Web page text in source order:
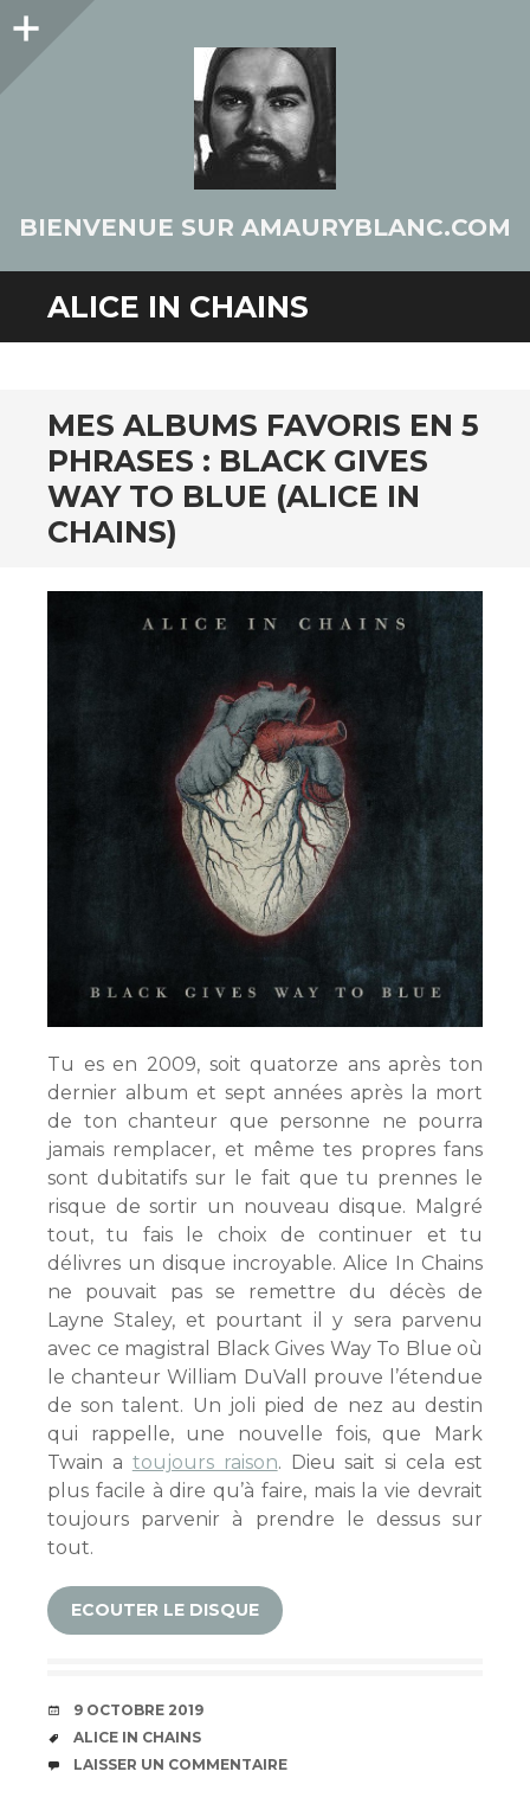
Colonne
BIENVENUE SUR AMAURYBLANC.COM
ALICE IN CHAINS
MES ALBUMS FAVORIS EN 5
PHRASES : BLACK GIVES
WAY TO BLUE (ALICE IN
CHAINS)
Tu es en 2009, soit quatorze ans après ton
dernier album et sept années après la mort
de ton chanteur que personne ne pourra
jamais remplacer, et même tes propres fans
sont dubitatifs sur le fait que tu prennes le
risque de sortir un nouveau disque. Malgré
tout, tu fais le choix de continuer et tu
délivres un disque incroyable. Alice In Chains
ne pouvait pas se remettre du décès de
Layne Staley, et pourtant il y sera parvenu
avec ce magistral Black Gives Way To Blue où
le chanteur William DuVall prouve l’étendue
de son talent. Un joli pied de nez au destin
qui rappelle, une nouvelle fois, que Mark
Twain a toujours raison. Dieu sait si cela est
plus facile à dire qu’à faire, mais la vie devrait
toujours parvenir à prendre le dessus sur
tout.
ECOUTER LE DISQUE
DATE
9 OCTOBRE 2019
ÉTIQUETTES
ALICE IN CHAINS
COMMENTAIRES
LAISSER UN COMMENTAIRE